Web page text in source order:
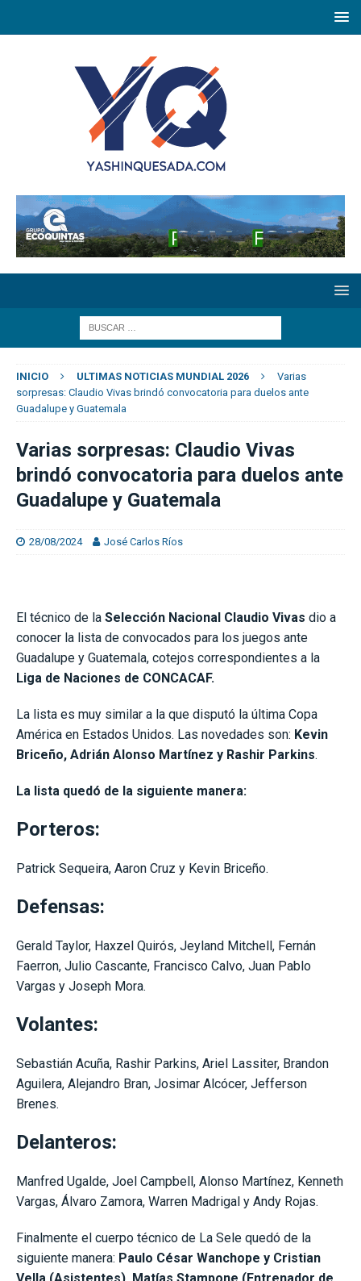
INICIO ULTIMAS NOTICIAS MUNDIAL 2026
Varias
sorpresas: Claudio Vivas brindó convocatoria para duelos ante
Guadalupe y Guatemala
Varias sorpresas: Claudio Vivas
brindó convocatoria para duelos ante
Guadalupe y Guatemala
28/08/2024 José Carlos Ríos
El técnico de la Selección Nacional Claudio Vivas dio a
conocer la lista de convocados para los juegos ante
Guadalupe y Guatemala, cotejos correspondientes a la
Liga de Naciones de CONCACAF.
La lista es muy similar a la que disputó la última Copa
América en Estados Unidos. Las novedades son: Kevin
Briceño, Adrián Alonso Martínez y Rashir Parkins.
La lista quedó de la siguiente manera:
Porteros:
Patrick Sequeira, Aaron Cruz y Kevin Briceño.
Defensas:
Gerald Taylor, Haxzel Quirós, Jeyland Mitchell, Fernán
Faerron, Julio Cascante, Francisco Calvo, Juan Pablo
Vargas y Joseph Mora.
Volantes:
Sebastián Acuña, Rashir Parkins, Ariel Lassiter, Brandon
Aguilera, Alejandro Bran, Josimar Alcócer, Jefferson
Brenes.
Delanteros:
Manfred Ugalde, Joel Campbell, Alonso Martínez, Kenneth
Vargas, Álvaro Zamora, Warren Madrigal y Andy Rojas.
Finalmente el cuerpo técnico de La Sele quedó de la
siguiente manera: Paulo César Wanchope y Cristian
Vella (Asistentes), Matías Stampone (Entrenador de